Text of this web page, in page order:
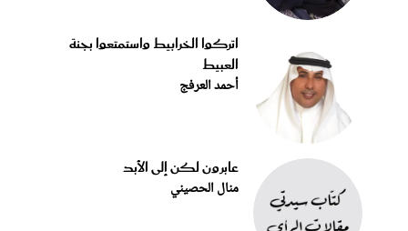
اتركوا الخرابيط واستمتعوا بجنة
العبيط
أحمد العرفج
عابرون لكن إلى الأبد
منال الحصيني